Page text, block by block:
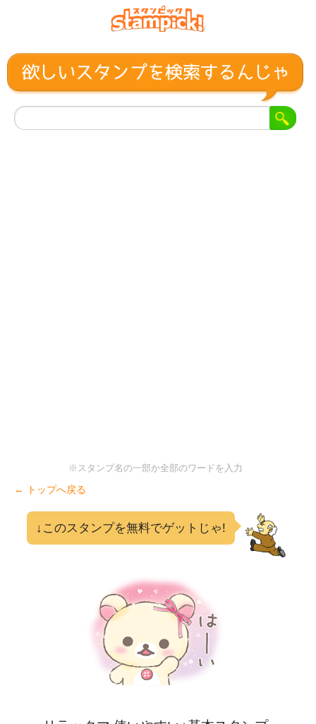
※スタンプ名の一部か全部のワードを入力
← トップへ戻る
↓このスタンプを無料でゲットじゃ!